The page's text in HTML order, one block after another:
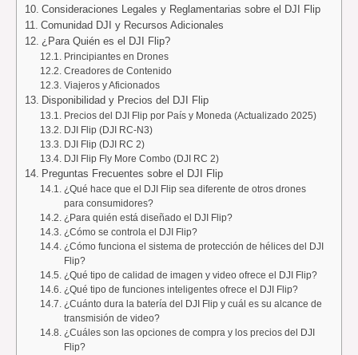
Consideraciones Legales y Reglamentarias sobre el DJI Flip
Comunidad DJI y Recursos Adicionales
¿Para Quién es el DJI Flip?
Principiantes en Drones
Creadores de Contenido
Viajeros y Aficionados
Disponibilidad y Precios del DJI Flip
Precios del DJI Flip por País y Moneda (Actualizado 2025)
DJI Flip (DJI RC-N3)
DJI Flip (DJI RC 2)
DJI Flip Fly More Combo (DJI RC 2)
Preguntas Frecuentes sobre el DJI Flip
¿Qué hace que el DJI Flip sea diferente de otros drones
para consumidores?
¿Para quién está diseñado el DJI Flip?
¿Cómo se controla el DJI Flip?
¿Cómo funciona el sistema de protección de hélices del DJI
Flip?
¿Qué tipo de calidad de imagen y video ofrece el DJI Flip?
¿Qué tipo de funciones inteligentes ofrece el DJI Flip?
¿Cuánto dura la batería del DJI Flip y cuál es su alcance de
transmisión de video?
¿Cuáles son las opciones de compra y los precios del DJI
Flip?